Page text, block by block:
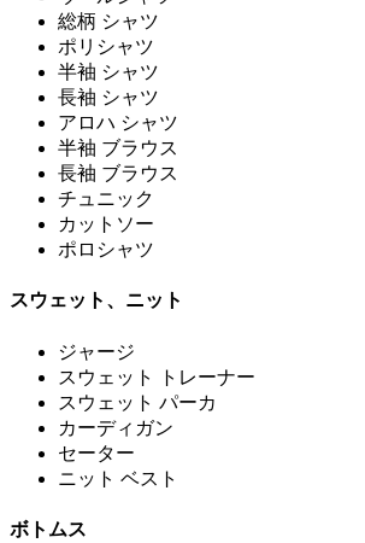
総柄 シャツ
ポリシャツ
半袖 シャツ
長袖 シャツ
アロハ シャツ
半袖 ブラウス
長袖 ブラウス
チュニック
カットソー
ポロシャツ
スウェット、ニット
ジャージ
スウェット トレーナー
スウェット パーカ
カーディガン
セーター
ニット ベスト
ボトムス